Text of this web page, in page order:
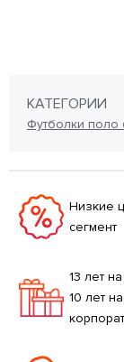
КАТЕГОРИИ
Футболки поло
Низкие
сегмент
13 лет
10 лет